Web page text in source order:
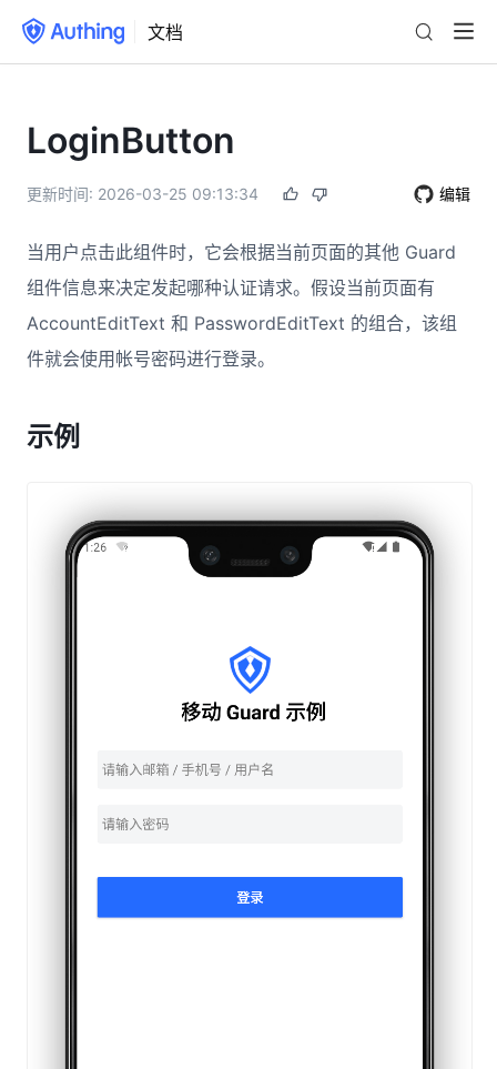
文档
LoginButton
更新时间: 2026-03-25 09:13:34 编辑
当用户点击此组件时，它会根据当前页面的其他 Guard
组件信息来决定发起哪种认证请求。假设当前页面有
AccountEditText 和 PasswordEditText 的组合，该组
件就会使用帐号密码进行登录。
示例